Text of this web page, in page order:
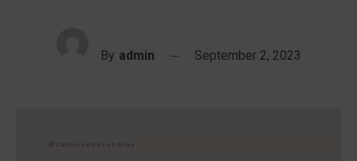
By admin September 2, 2023